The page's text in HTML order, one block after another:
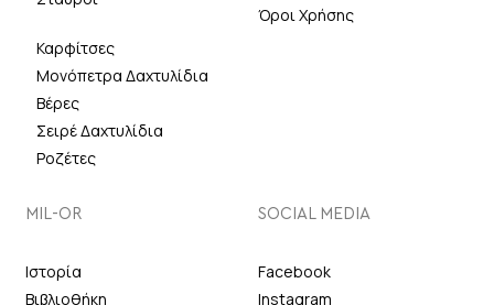
Καρφίτσες
Μονόπετρα Δαχτυλίδια
Βέρες
Σειρέ Δαχτυλίδια
Ροζέτες
Όροι Χρήσης
MIL-OR
Ιστορία
Βιβλιοθήκη
SOCIAL MEDIA
Facebook
Instagram